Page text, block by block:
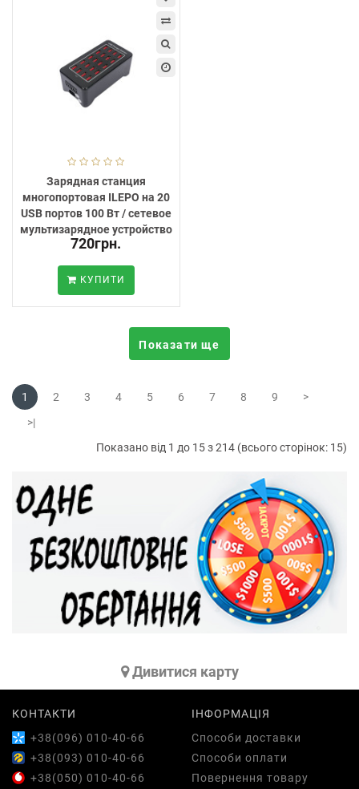
Зарядная станция
многопортовая ILEPO на 20
USB портов 100 Вт / сетевое
мультизарядное устройство
720грн.
КУПИТИ
Показати ще
1 2 3 4 5 6 7 8 9
>
>|
Показано від 1 до 15 з 214 (всього сторінок: 15)
Дивитися карту
КОНТАКТИ
+38(096) 010-40-66
+38(093) 010-40-66
+38(050) 010-40-66
ІНФОРМАЦІЯ
Способи доставки
Способи оплати
Повернення товару